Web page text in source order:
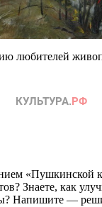
любителей
«Пушкинской
Знаете, как
Напишите —